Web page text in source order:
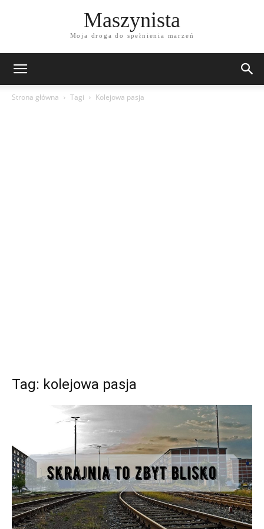
Maszynista
Moja droga do spełnienia marzeń
Strona główna Tagi Kolejowa pasja
Tag: kolejowa pasja